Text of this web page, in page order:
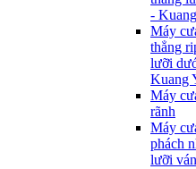
-
Máy
thẳng
lưỡi
Kuang
Máy
rãnh
Máy
phách
lưỡi